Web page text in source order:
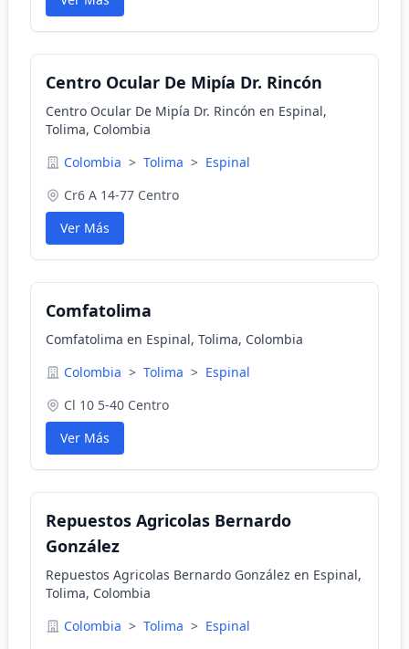
Centro Ocular De Mipía Dr. Rincón
Centro Ocular De Mipía Dr. Rincón en Espinal,
Tolima, Colombia
Colombia > Tolima > Espinal
Cr6 A 14-77 Centro
Ver Más
Comfatolima
Comfatolima en Espinal, Tolima, Colombia
Colombia > Tolima > Espinal
Cl 10 5-40 Centro
Ver Más
Repuestos Agricolas Bernardo
González
Repuestos Agricolas Bernardo González en Espinal,
Tolima, Colombia
Colombia > Tolima > Espinal